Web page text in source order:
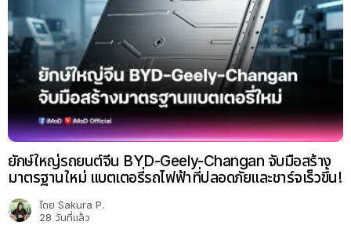
ยักษ์ใหญ่รถยนต์จีน BYD-Geely-Changan จับมือสร้าง
มาตรฐานใหม่ แบตเตอรี่รถไฟฟ้าที่ปลอดภัยและชาร์จเร็วขึ้น!
โดย Sakura P.
28 วันที่แล้ว